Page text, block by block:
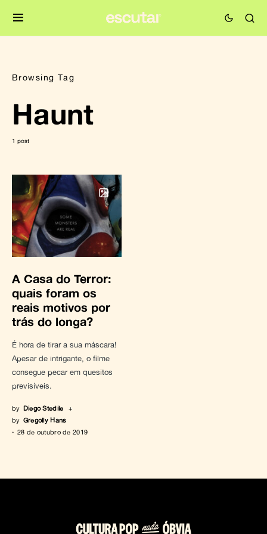
Browsing Tag
Haunt
1 post
A Casa do Terror:
quais foram os
reais motivos por
trás do longa?
É hora de tirar a sua máscara!
Apesar de intrigante, o filme
consegue pecar em quesitos
previsíveis.
by Diego Stedile
+
by Gregolly Hans
28 de outubro de 2019